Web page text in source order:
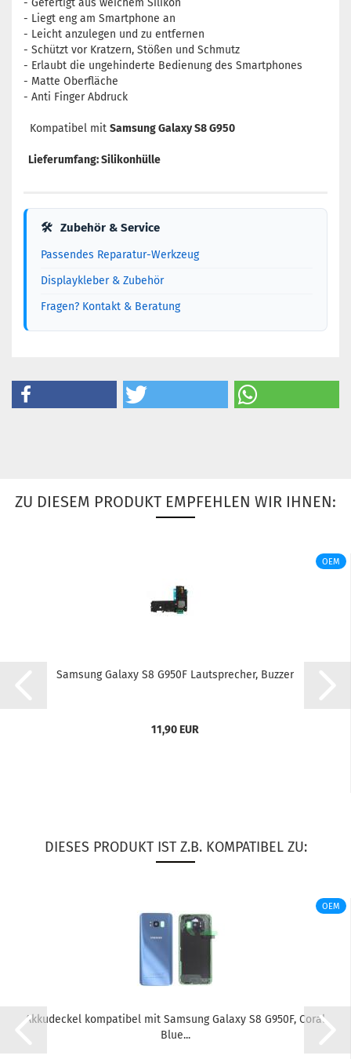
- Gefertigt aus weichem Silikon
- Liegt eng am Smartphone an
- Leicht anzulegen und zu entfernen
- Schützt vor Kratzern, Stößen und Schmutz
- Erlaubt die ungehinderte Bedienung des Smartphones
- Matte Oberfläche
- Anti Finger Abdruck
Kompatibel mit Samsung Galaxy S8 G950
Lieferumfang: Silikonhülle
🛠 Zubehör & Service
Passendes Reparatur-Werkzeug
Displaykleber & Zubehör
Fragen? Kontakt & Beratung
ZU DIESEM PRODUKT EMPFEHLEN WIR IHNEN:
OEM
Sam­sung Ga­la­xy S8 G950F Laut­spre­cher, Buz­zer
11,90 EUR
DIESES PRODUKT IST Z.B. KOMPATIBEL ZU:
OEM
Ak­ku­de­ckel kom­pa­ti­bel mit Sam­sung Ga­la­xy S8 G950F, Coral
Blue...